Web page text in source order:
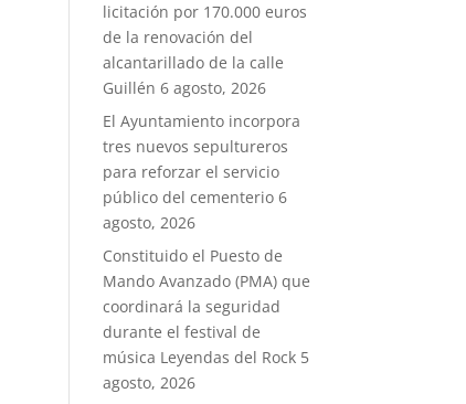
licitación por 170.000 euros
de la renovación del
alcantarillado de la calle
Guillén 6 agosto, 2026
El Ayuntamiento incorpora
tres nuevos sepultureros
para reforzar el servicio
público del cementerio 6
agosto, 2026
Constituido el Puesto de
Mando Avanzado (PMA) que
coordinará la seguridad
durante el festival de
música Leyendas del Rock 5
agosto, 2026